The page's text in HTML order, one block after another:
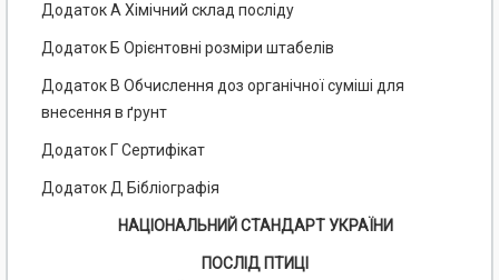
Додаток А Хімічний склад посліду
Додаток Б Орієнтовні розміри штабелів
Додаток В Обчислення доз органічної суміші для
внесення в ґрунт
Додаток Г Сертифікат
Додаток Д Бібліографія
НАЦІОНАЛЬНИЙ СТАНДАРТ УКРАЇНИ
ПОСЛІД ПТИЦІ